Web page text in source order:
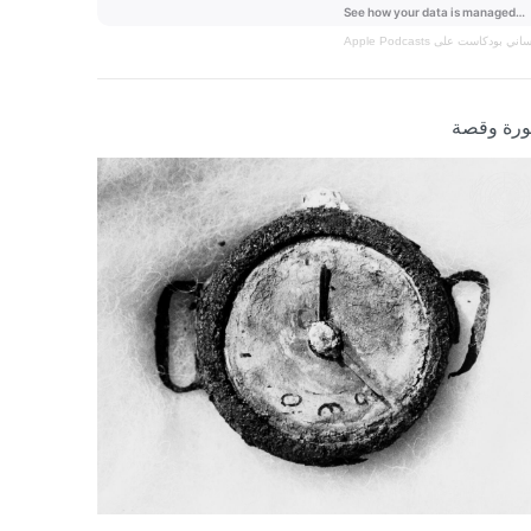
بودكاست على Apple Podcasts
وقصة